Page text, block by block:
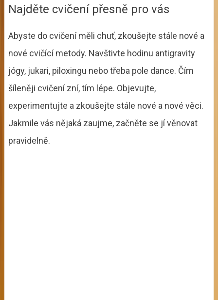
Najděte cvičení přesně pro vás
Abyste do cvičení měli chuť, zkoušejte stále nové a
nové cvičící metody. Navštivte hodinu antigravity
jógy, jukari, piloxingu nebo třeba pole dance. Čím
šíleněji cvičení zní, tím lépe. Objevujte,
experimentujte a zkoušejte stále nové a nové věci.
Jakmile vás nějaká zaujme, začněte se jí věnovat
pravidelně.